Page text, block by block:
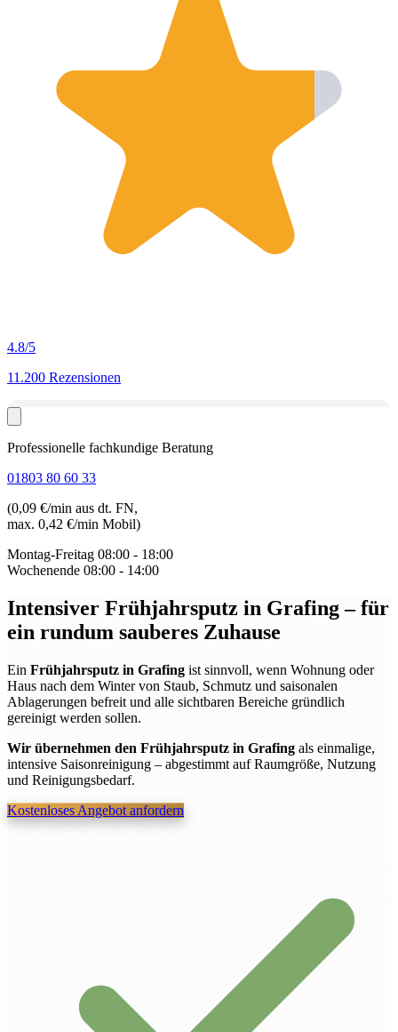
4.8/5
11.200 Rezensionen
Professionelle fachkundige Beratung
01803 80 60 33
(0,09 €/min aus dt. FN,
max. 0,42 €/min Mobil)
Montag-Freitag 08:00 - 18:00
Wochenende 08:00 - 14:00
Intensiver Frühjahrsputz in Grafing– für
ein rundum sauberes Zuhause
Ein Frühjahrsputz in Grafing ist sinnvoll, wenn Wohnung oder
Haus nach dem Winter von Staub, Schmutz und saisonalen
Ablagerungen befreit und alle sichtbaren Bereiche gründlich
gereinigt werden sollen.
Wir übernehmen den Frühjahrsputz in Grafing als einmalige,
intensive Saisonreinigung – abgestimmt auf Raumgröße, Nutzung
und Reinigungsbedarf.
Kostenloses Angebot anfordern